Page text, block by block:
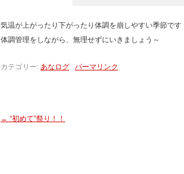
気温が上がったり下がったり体調を崩しやすい季節です
体調管理をしながら、無理せずにいきましょう～
カテゴリー: あなログ パーマリンク
← “初めて”祭り！！